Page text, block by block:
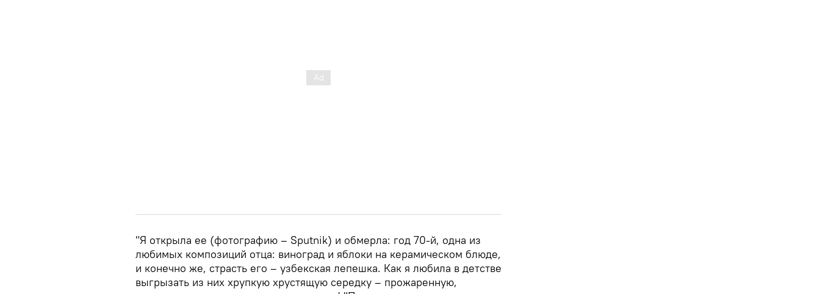
"Я открыла ее (фотографию – Sputnik) и обмерла: год 70-й, одна из
любимых композиций отца: виноград и яблоки на керамическом блюде,
и конечно же, страсть его – узбекская лепешка. Как я любила в детстве
выгрызать из них хрупкую хрустящую середку – прожаренную,